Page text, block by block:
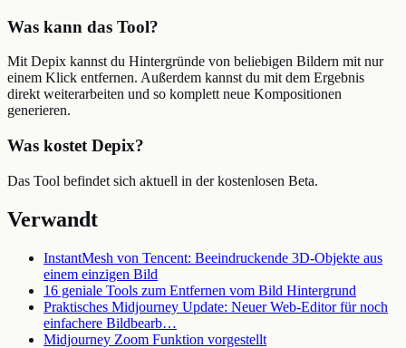
Was kann das Tool?
Mit Depix kannst du Hintergründe von beliebigen Bildern mit nur
einem Klick entfernen. Außerdem kannst du mit dem Ergebnis
direkt weiterarbeiten und so komplett neue Kompositionen
generieren.
Was kostet Depix?
Das Tool befindet sich aktuell in der kostenlosen Beta.
Verwandt
InstantMesh von Tencent: Beeindruckende 3D-Objekte aus
einem einzigen Bild
16 geniale Tools zum Entfernen vom Bild Hintergrund
Praktisches Midjourney Update: Neuer Web-Editor für noch
einfachere Bildbearb…
Midjourney Zoom Funktion vorgestellt